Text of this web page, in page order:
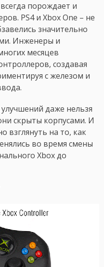
порождает и
PS4 и Xbox One – не
значительно
Инженеры и
месяцев
создавая
с железом и
даже нельзя
скрыты корпусами. И
взглянуть на то, как
во время смены
Xbox до